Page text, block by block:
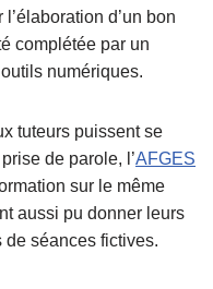
d’un bon
complétée par un
numériques.
tuteurs puissent se
de parole, l’AFGES
sur le même
aussi pu donner leurs
séances fictives.